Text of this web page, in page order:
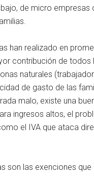
de micro
han realizado en
contribución de todos
naturales
de gasto de las
malo, existe una
ingresos altos, el
el IVA que ataca
son las exenciones